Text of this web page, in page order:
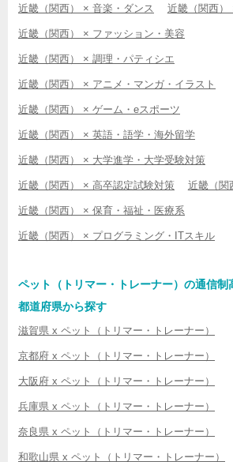
近畿（関西） × 音楽・ダンス 近畿（関西）
近畿（関西） × ファッション・美容
近畿（関西） × 調理・パティシエ
近畿（関西） × アニメ・マンガ・イラスト
近畿（関西） × ゲーム・eスポーツ
近畿（関西） × 英語・語学・海外留学
近畿（関西） × 大学進学・大学受験対策
近畿（関西） × 高卒認定試験対策 近畿（関
近畿（関西） × 保育・福祉・医療系
近畿（関西） × プログラミング・ITスキル
ペット（トリマー・トレーナー）の通信制
都道府県から探す
滋賀県 x ペット（トリマー・トレーナー）
京都府 x ペット（トリマー・トレーナー）
大阪府 x ペット（トリマー・トレーナー）
兵庫県 x ペット（トリマー・トレーナー）
奈良県 x ペット（トリマー・トレーナー）
和歌山県 x ペット（トリマー・トレーナー）